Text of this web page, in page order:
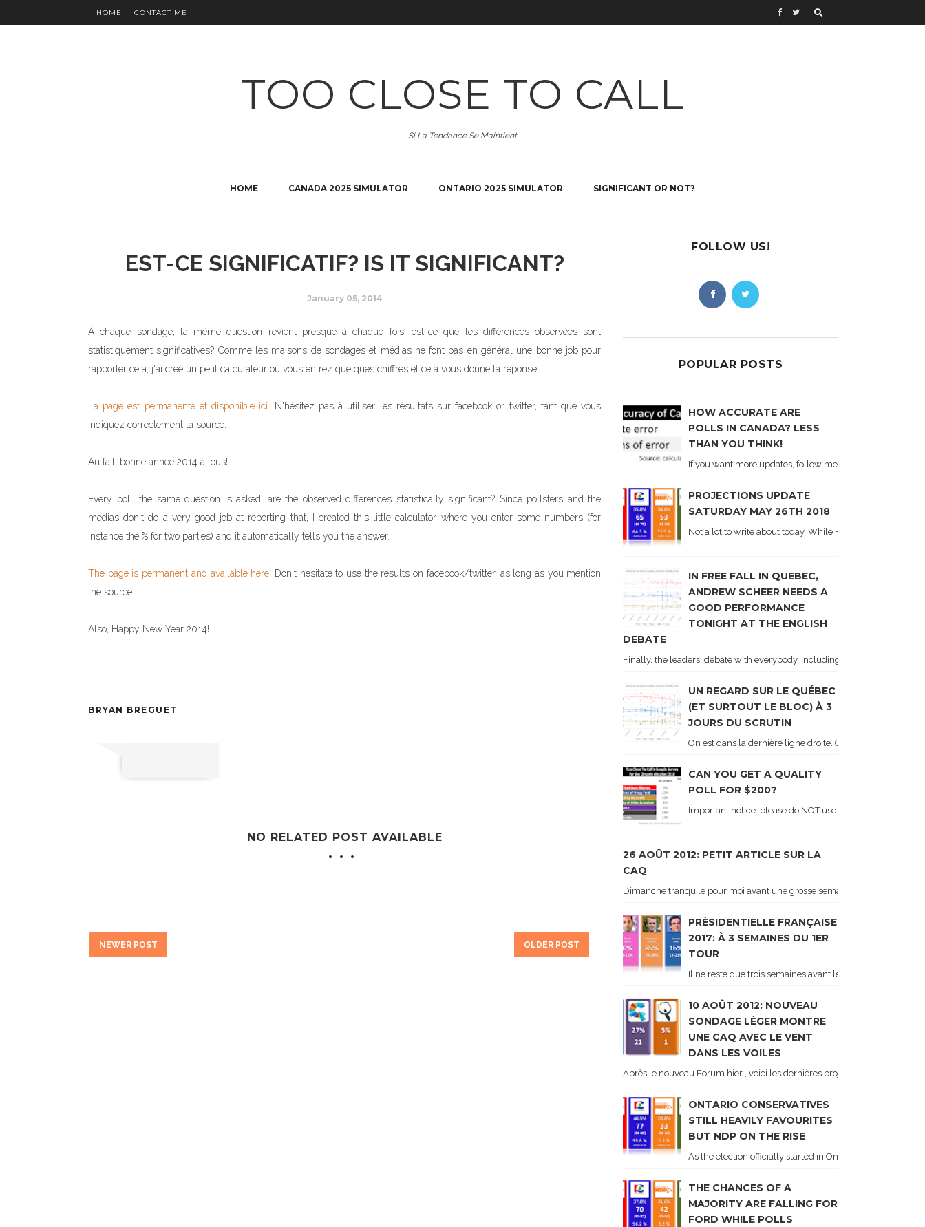
HOME CONTACT ME
TOO CLOSE TO CALL
Si La Tendance Se Maintient
HOME CANADA 2025 SIMULATOR ONTARIO 2025 SIMULATOR SIGNIFICANT OR NOT?
EST-CE SIGNIFICATIF? IS IT SIGNIFICANT?
January 05, 2014
À chaque sondage, la même question revient presque à chaque fois: est-ce que les différences observées sont
statistiquement significatives? Comme les maisons de sondages et médias ne font pas en général une bonne job pour
rapporter cela, j'ai créé un petit calculateur où vous entrez quelques chiffres et cela vous donne la réponse.
La page est permanente et disponible ici . N'hésitez pas à utiliser les résultats sur facebook or twitter, tant que vous
indiquez correctement la source.
Au fait, bonne année 2014 à tous!
Every poll, the same question is asked: are the observed differences statistically significant? Since pollsters and the
medias don't do a very good job at reporting that, I created this little calculator where you enter some numbers (for
instance the % for two parties) and it automatically tells you the answer.
The page is permanent and available here . Don't hesitate to use the results on facebook/twitter, as long as you mention
the source.
Also, Happy New Year 2014!
BRYAN BREGUET
NO RELATED POST AVAILABLE
NEWER POST OLDER POST
FOLLOW US!
POPULAR POSTS
HOW ACCURATE ARE
POLLS IN CANADA? LESS
THAN YOU THINK!
If you want more updates, follow me on Twitter . I'll post
PROJECTIONS UPDATE
SATURDAY MAY 26TH 2018
Not a lot to write about today. While Forum did come out
IN FREE FALL IN QUEBEC,
ANDREW SCHEER NEEDS A
GOOD PERFORMANCE
TONIGHT AT THE ENGLISH
DEBATE
Finally, the leaders' debate with everybody, including Justin Trudeau!
UN REGARD SUR LE QUÉBEC
(ET SURTOUT LE BLOC) À 3
JOURS DU SCRUTIN
On est dans la dernière ligne droite. On le sait car les
CAN YOU GET A QUALITY
POLL FOR $200?
Important notice: please do NOT use the numbers of
26 AOÛT 2012: PETIT ARTICLE SUR LA
CAQ
Dimanche tranquile pour moi avant une grosse semaine. Voici sur le
PRÉSIDENTIELLE FRANÇAISE
2017: À 3 SEMAINES DU 1ER
TOUR
Il ne reste que trois semaines avant le 1er tour de
10 AOÛT 2012: NOUVEAU
SONDAGE LÉGER MONTRE
UNE CAQ AVEC LE VENT
DANS LES VOILES
Après le nouveau Forum hier , voici les dernières projections basées sur
ONTARIO CONSERVATIVES
STILL HEAVILY FAVOURITES
BUT NDP ON THE RISE
As the election officially started in Ontario, some
THE CHANCES OF A
MAJORITY ARE FALLING FOR
FORD WHILE POLLS